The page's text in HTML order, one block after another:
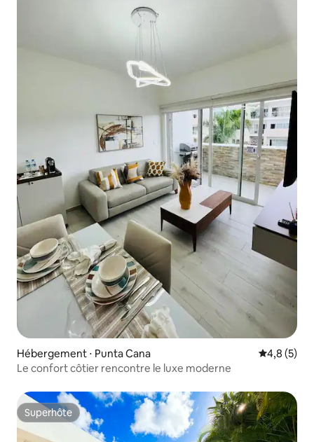
Hébergement ⋅ Punta Cana Évaluation
4,8 (5)
Le confort côtier rencontre le luxe moderne
Superhôte
Superhôte